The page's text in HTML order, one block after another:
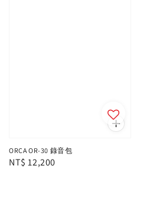
ORCA OR-30 錄音包
Regular
NT$ 12,200